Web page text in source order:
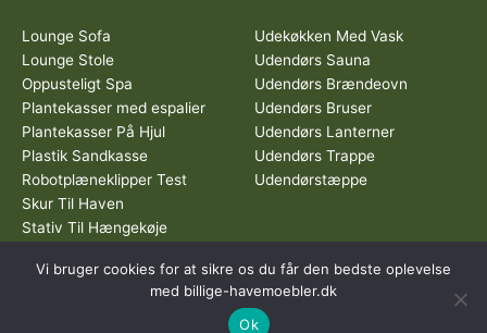
Lounge Sofa
Lounge Stole
Oppusteligt Spa
Plantekasser med espalier
Plantekasser På Hjul
Plastik Sandkasse
Robotplæneklipper Test
Skur Til Haven
Stativ Til Hængekøje
Udekøkken Med Vask
Udendørs Sauna
Udendørs Brændeovn
Udendørs Bruser
Udendørs Lanterner
Udendørs Trappe
Udendørstæppe
Dette medie ejes og drives af Tropic Traffic LLC-FZ | The Meydan
Hotel, Grandstand, 6th floor, Nad Al Sheba | Dubai | UAE
Copyright © 2026 Billige Havemøbler | All rights reserved
Vi bruger cookies for at sikre os du får den bedste oplevelse
med billige-havemoebler.dk
Ok